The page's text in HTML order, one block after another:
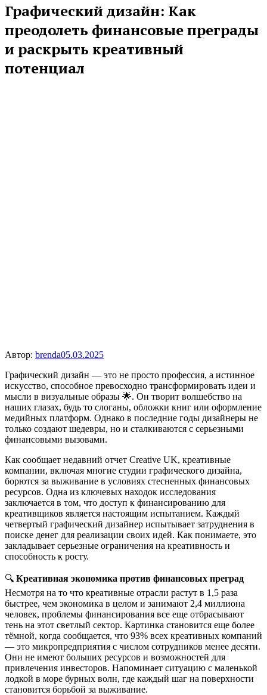
Графический дизайн: Как
преодолеть финансовые преграды
и раскрыть креативный
потенциал
Автор: brenda05.03.2025
Графический дизайн — это не просто профессия, а истинное
искусство, способное превосходно трансформировать идеи и
мысли в визуальные образы 🌟. Он творит волшебство на
наших глазах, будь то слоганы, обложки книг или оформление
медийных платформ. Однако в последние годы дизайнеры не
только создают шедевры, но и сталкиваются с серьезными
финансовыми вызовами.
Как сообщает недавний отчет Creative UK, креативные
компании, включая многие студии графического дизайна,
борются за выживание в условиях стесненных финансовых
ресурсов. Одна из ключевых находок исследования
заключается в том, что доступ к финансированию для
креативщиков является настоящим испытанием. Каждый
четвертый графический дизайнер испытывает затруднения в
поиске денег для реализации своих идей. Как понимаете, это
закладывает серьезные ограничения на креативность и
способность к росту.
🔍 Креативная экономика против финансовых преград
Несмотря на то что креативные отрасли растут в 1,5 раза
быстрее, чем экономика в целом и занимают 2,4 миллиона
человек, проблемы финансирования все еще отбрасывают
тень на этот светлый сектор. Картинка становится еще более
тёмной, когда сообщается, что 93% всех креативных компаний
— это микропредприятия с числом сотрудников менее десяти.
Они не имеют больших ресурсов и возможностей для
привлечения инвесторов. Напоминает ситуацию с маленькой
лодкой в море бурных волн, где каждый шаг на поверхности
становится борьбой за выживание.